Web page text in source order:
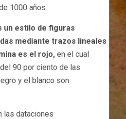
1000 años.
un estilo de figuras
mediante trazos lineales
es el rojo, en el cual
90 por ciento de las
y el blanco son
las dataciones